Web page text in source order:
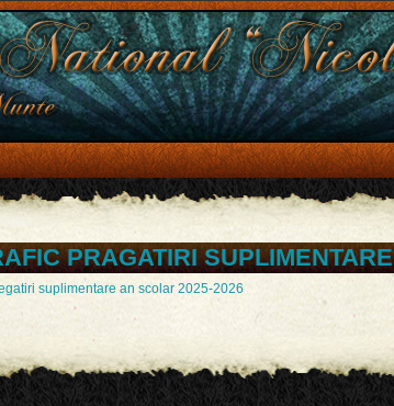
PRAGATIRI SUPLIMENTARE
suplimentare an scolar 2025-2026